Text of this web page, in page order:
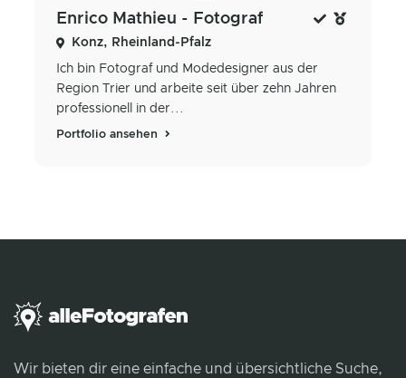
Enrico Mathieu - Fotograf
Konz, Rheinland-Pfalz
Ich bin Fotograf und Modedesigner aus der
Region Trier und arbeite seit über zehn Jahren
professionell in der...
Portfolio ansehen
Wir bieten dir eine einfache und übersichtliche Suche,